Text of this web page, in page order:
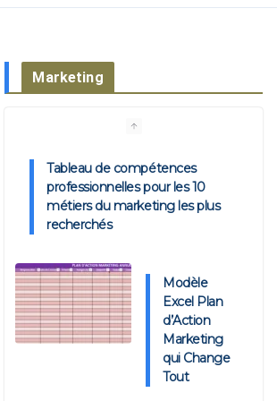
Marketing
Tableau de compétences
professionnelles pour les 10
métiers du marketing les plus
recherchés
Modèle
Excel Plan
d’Action
Marketing
qui Change
Tout